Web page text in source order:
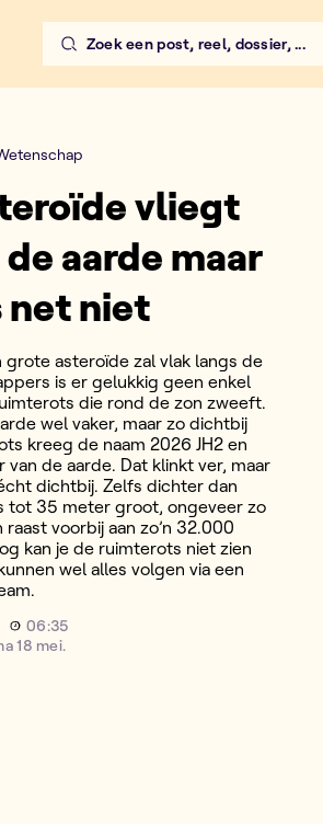
Zoek een post, reel, dossier, ...
vliegt
aarde maar
net niet
grote asteroïde zal vlak langs de
is er gelukkig geen enkel
die rond de zon zweeft.
wel vaker, maar zo dichtbij
kreeg de naam 2026 JH2 en
de aarde. Dat klinkt ver, maar
dichtbij. Zelfs dichter dan
tot 35 meter groot, ongeveer zo
voorbij aan zo’n 32.000
kan je de ruimterots niet zien
wel alles volgen via een
06:35
18 mei.